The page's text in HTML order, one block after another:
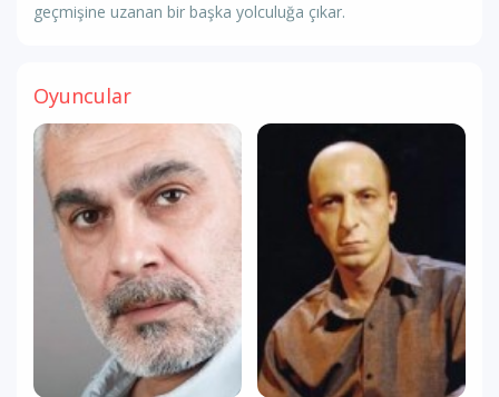
geçmişine uzanan bir başka yolculuğa çıkar.
Oyuncular